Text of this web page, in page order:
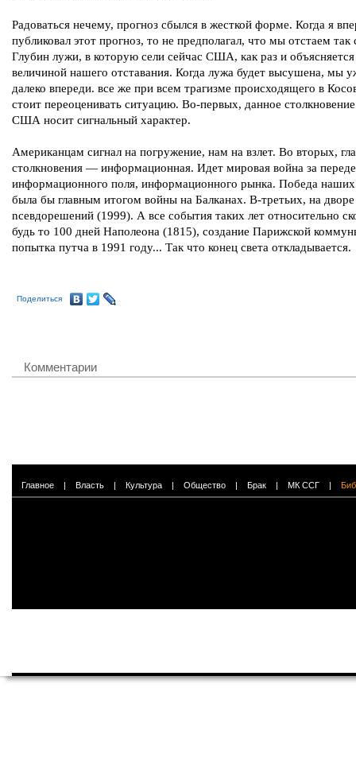
Радоваться нечему, прогноз сбылся в жесткой форме. Когда я
публиковал этот прогноз, то не предполагал, что мы отстаем так
Глубин лужи, в которую сели сейчас США, как раз и объясняется
величиной нашего отставания. Когда лужа будет высушена, мы
далеко впереди. все же при всем трагизме происходящего в
стоит переоценивать ситуацию. Во-первых, данное
США носит сигнальный характер.
Американцам сигнал на погружение, нам на взлет. Во вторых,
столкновения — информационная. Идет мировая война за
информационного поля, информационного рынка. Победа
была бы главным итогом войны на Балканах. В-третьих, на дворе
nceвдорешений (1999). А все события таких лет относительно
будь то 100 дней Наполеона (1815), создание Парижской
попытка путча в 1991 году... Так что конец света откладывается.
Поделиться
Комментарии
Главное | Власть | Культура | Общество | Брак | МК ССГ |